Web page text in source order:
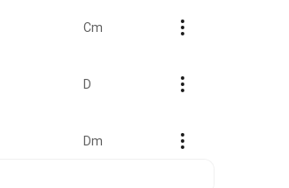
Cm
D
Dm